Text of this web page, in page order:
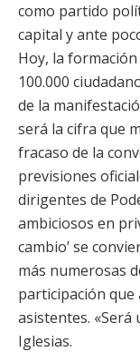
como partido
capital y ante
Hoy, la
100.000
de la
será la cifra que
fracaso de la
previsiones
dirigentes de
ambiciosos en
cambio’ se
más numerosas
participación que
asistentes.
Iglesias.